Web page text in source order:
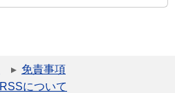
免責事項
RSSについて